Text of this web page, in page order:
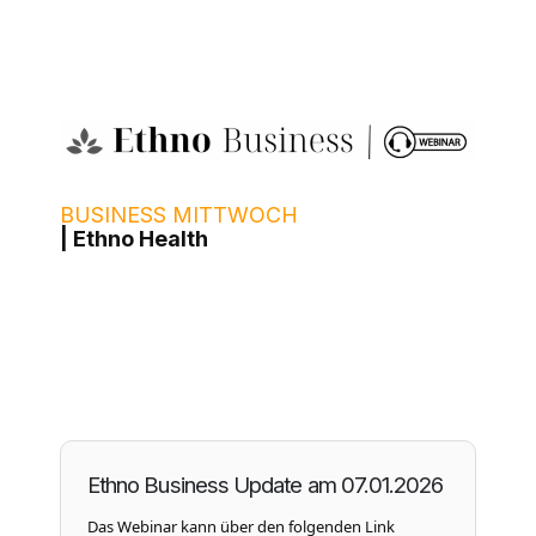
BUSINESS MITTWOCH
| Ethno Health
Ethno Business Update am 07.01.2026
Das Webinar kann über den folgenden Link